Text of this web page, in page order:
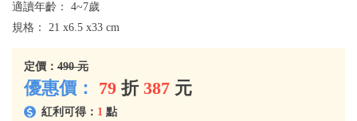
適讀年齡： 4~7歲
規格： 21 x6.5 x33 cm
定價： 490 元
優惠價： 79 折 387 元
紅利可得： 1 點